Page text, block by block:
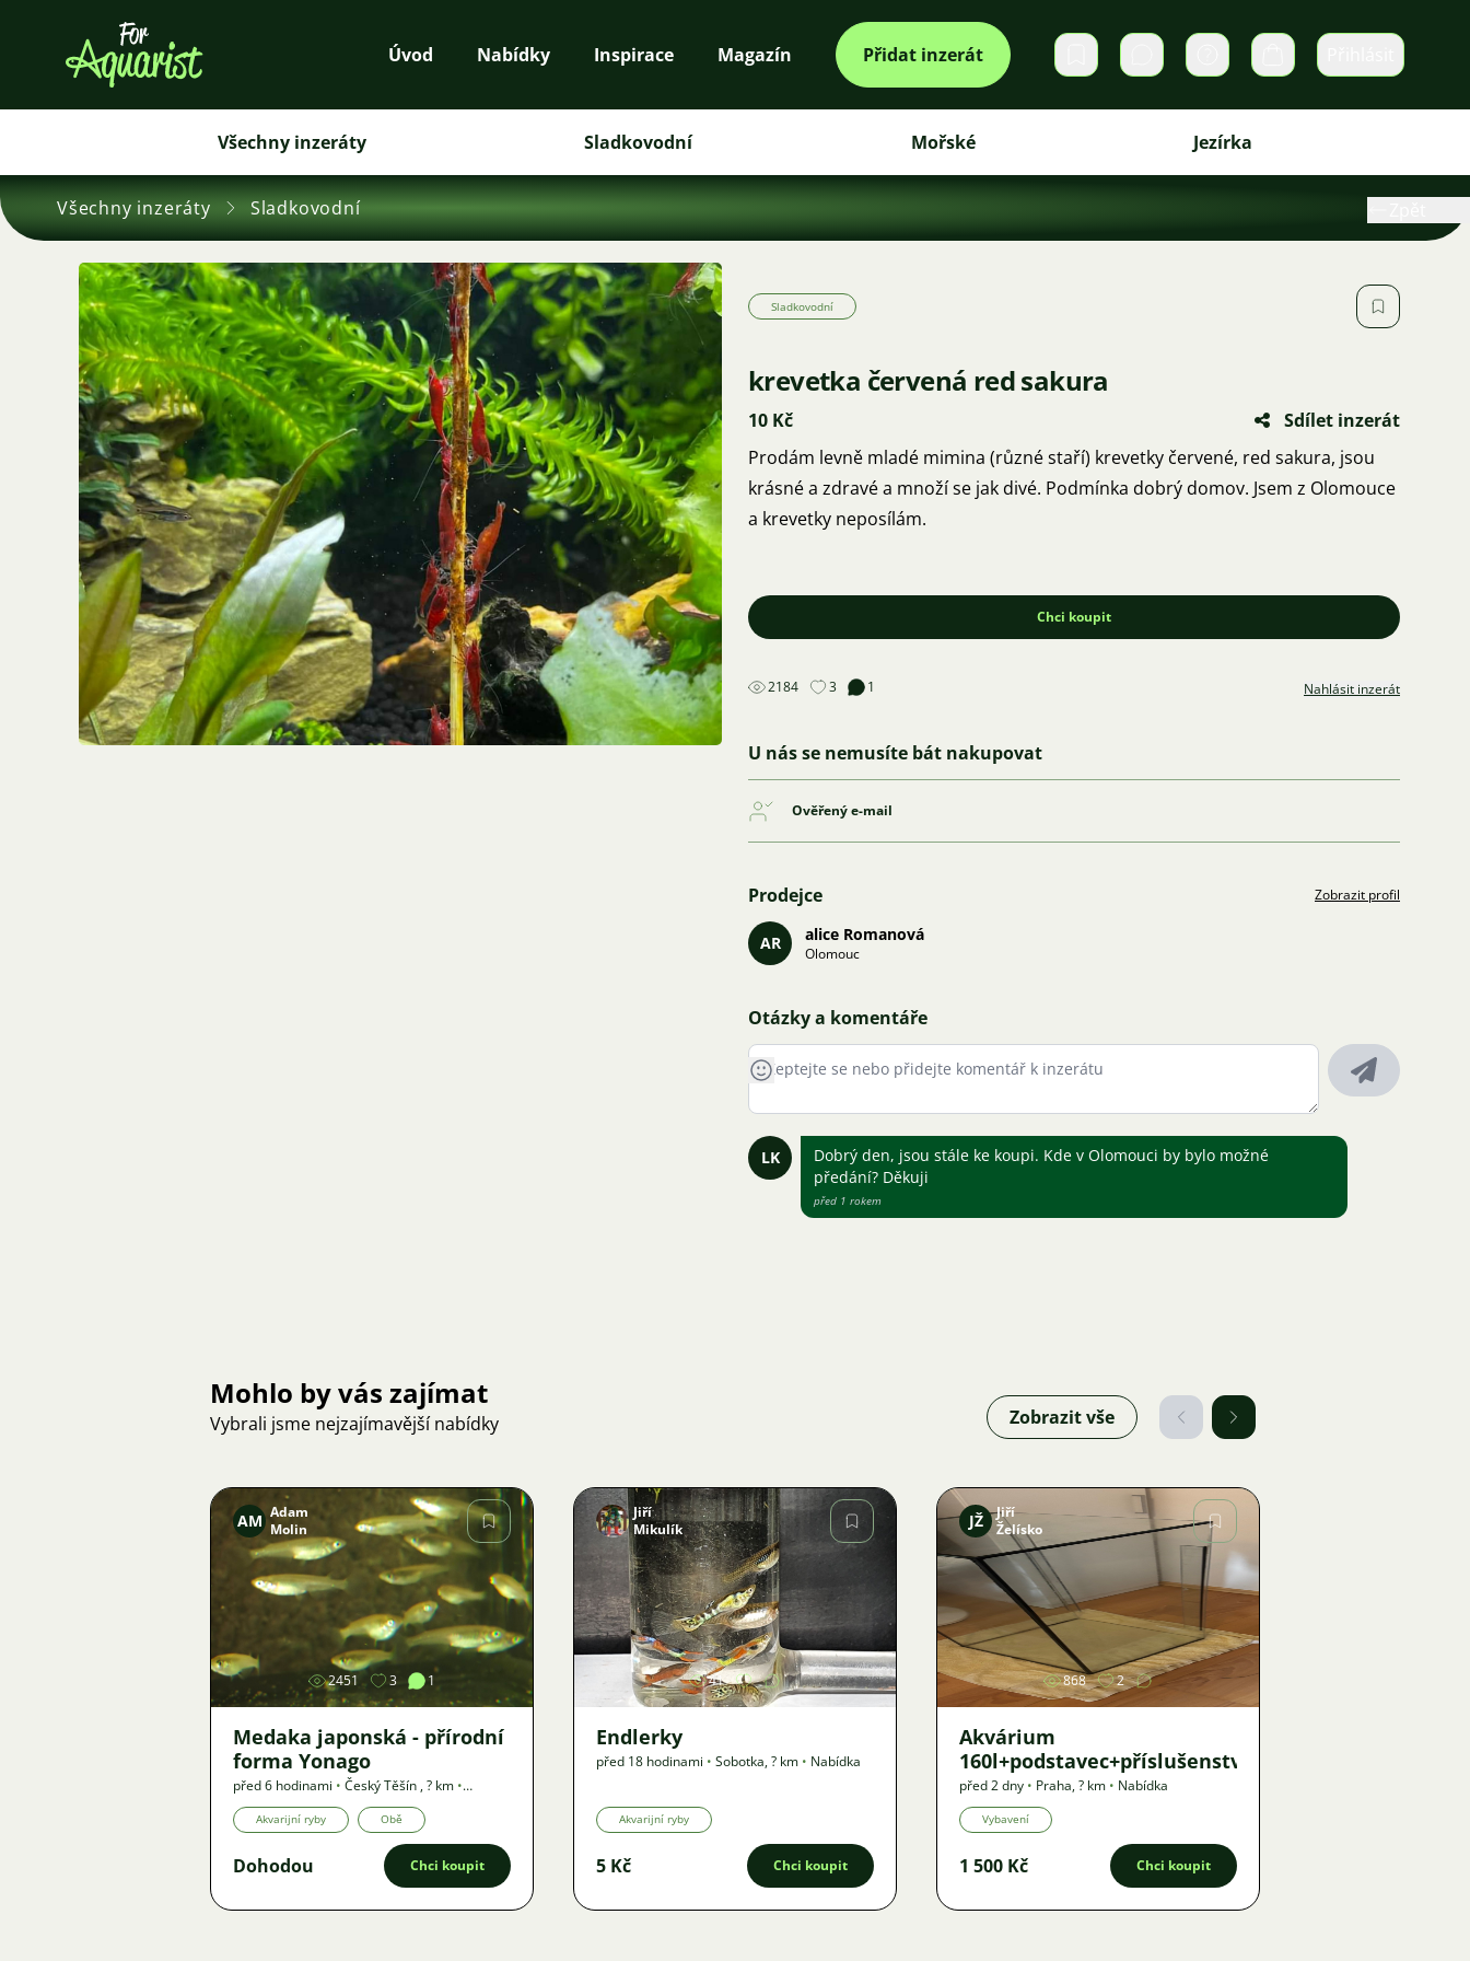
Úvod Nabídky Inspirace Magazín Přidat inzerát Soukromé zprávy Košík
Všechny inzeráty Sladkovodní Mořské Jezírka
Všechny inzeráty Sladkovodní
Sladkovodní
krevetka červená red sakura
10 Kč
Sdílet inzerát
Prodám levně mladé mimina (různé staří) krevetky červené, red sakura, jsou
krásné a zdravé a množí se jak divé. Podmínka dobrý domov. Jsem z Olomouce
a krevetky neposílám.
Chci koupit
2184 3 1 Nahlásit inzerát
U nás se nemusíte bát nakupovat
Ověřený e-mail
Prodejce Zobrazit profil
AR alice Romanová
Olomouc
Otázky a komentáře
LK
Dobrý den, jsou stále ke koupi. Kde v Olomouci by bylo možné
předání? Děkuji
před 1 rokem
Mohlo by vás zajímat
Vybrali jsme nejzajímavější nabídky Zobrazit vše
Obrázek
AM Adam
Molin
2451 3 1
Medaka japonská - přírodní
forma Yonago
před 6 hodinami • Český Těšín ,? km •
Nabídka
Akvarijní ryby Obě
Dohodou Chci koupit
Obrázek
Jiří
Mikulík
41
Endlerky
před 18 hodinami • Sobotka,? km • Nabídka
Akvarijní ryby
5 Kč Chci koupit
Obrázek
JŽ
Jiří
Želísko
868 2
Akvárium
160l+podstavec+příslušenství
před 2 dny • Praha,? km • Nabídka
Vybavení
1 500 Kč Chci koupit